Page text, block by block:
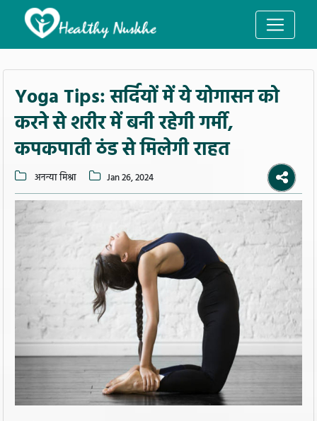
Yoga Tips: सर्दियों में ये योगासन को
करने से शरीर में बनी रहेगी गर्मी,
कपकपाती ठंड से मिलेगी राहत
अनन्या मिश्रा Jan 26, 2024